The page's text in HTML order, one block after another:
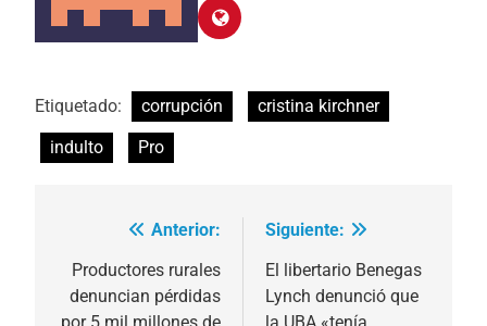
Etiquetado: corrupción
cristina kirchner
indulto
Pro
Navegación
de
entradas
Anterior:
Productores rurales
denuncian pérdidas
Siguiente:
El libertario Benegas
Lynch denunció que